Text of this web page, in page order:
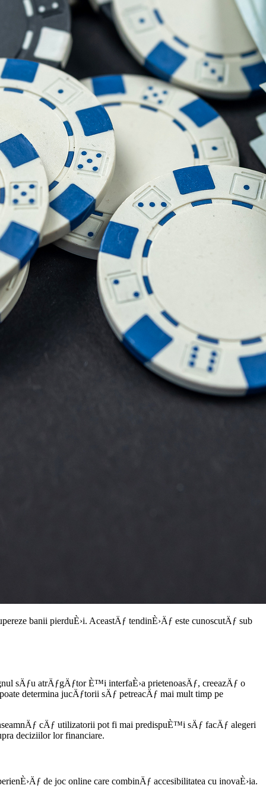
banii pierduÈ›i. AceastÄƒ tendinÈ›Äƒ este cunoscutÄƒ sub
sÄƒu atrÄƒgÄƒtor È™i interfaÈ›a prietenoasÄƒ, creeazÄƒ o
determina jucÄƒtorii sÄƒ petreacÄƒ mai mult timp pe
cÄƒ utilizatorii pot fi mai predispuÈ™i sÄƒ facÄƒ alegeri
deciziilor lor financiare.
de joc online care combinÄƒ accesibilitatea cu inovaÈ›ia.